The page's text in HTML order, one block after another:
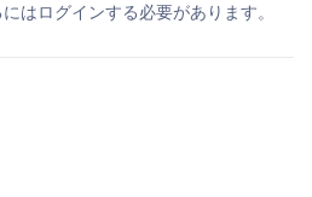
はログインする必要があります。